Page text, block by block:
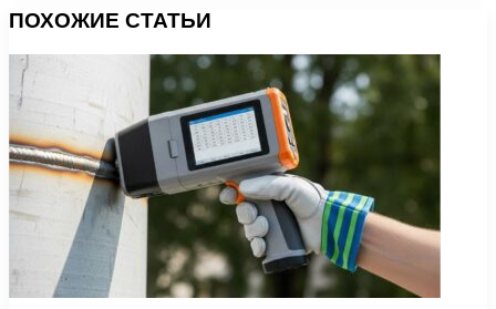
ПОХОЖИЕ СТАТЬИ